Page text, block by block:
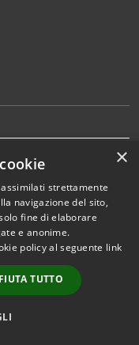
×
strettamente
navigazione del sito,
fine di elaborare
e anonime.
policy al seguente link
TUTTO